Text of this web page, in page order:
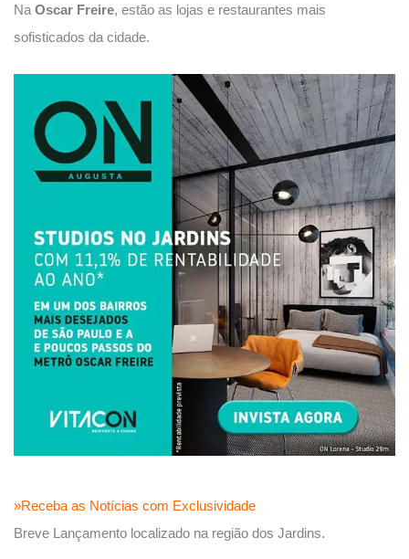
Na Oscar Freire, estão as lojas e restaurantes mais
sofisticados da cidade.
»Receba as Notícias com Exclusividade
Breve Lançamento localizado na região dos Jardins.